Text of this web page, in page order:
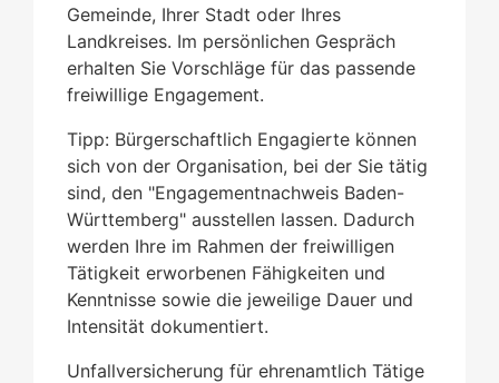
Gemeinde, Ihrer Stadt oder Ihres
Landkreises. Im persönlichen Gespräch
erhalten Sie Vorschläge für das passende
freiwillige Engagement.
Tipp: Bürgerschaftlich Engagierte können
sich von der Organisation, bei der Sie tätig
sind, den "Engagementnachweis Baden-
Württemberg" ausstellen lassen. Dadurch
werden Ihre im Rahmen der freiwilligen
Tätigkeit erworbenen Fähigkeiten und
Kenntnisse sowie die jeweilige Dauer und
Intensität dokumentiert.
Unfallversicherung für ehrenamtlich Tätige